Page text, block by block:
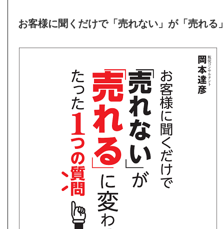
お客様に聞くだけで「売れない」が「売れる